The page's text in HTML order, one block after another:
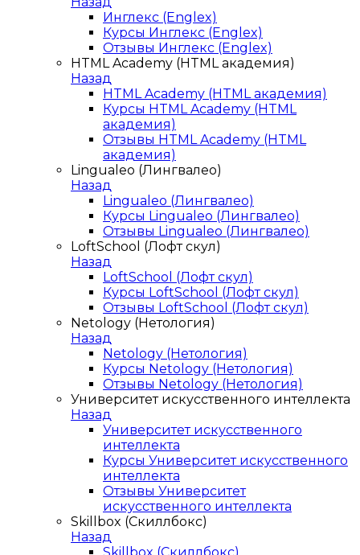
Инглекс (Englex)
Курсы Инглекс (Englex)
Отзывы Инглекс (Englex)
HTML Academy (HTML академия)
Назад
HTML Academy (HTML академия)
Курсы HTML Academy (HTML
академия)
Отзывы HTML Academy (HTML
академия)
Lingualeo (Лингвалео)
Назад
Lingualeo (Лингвалео)
Курсы Lingualeo (Лингвалео)
Отзывы Lingualeo (Лингвалео)
LoftSchool (Лофт скул)
Назад
LoftSchool (Лофт скул)
Курсы LoftSchool (Лофт скул)
Отзывы LoftSchool (Лофт скул)
Netology (Нетология)
Назад
Netology (Нетология)
Курсы Netology (Нетология)
Отзывы Netology (Нетология)
Университет искусственного интеллекта
Назад
Университет искусственного
интеллекта
Курсы Университет искусственного
интеллекта
Отзывы Университет
искусственного интеллекта
Skillbox (Скиллбокс)
Назад